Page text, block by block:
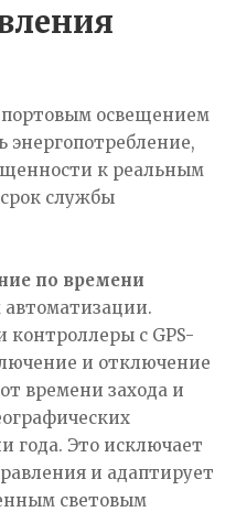
освещением
энергопотребление,
к реальным
службы
по времени
автоматизации.
контроллеры с GPS-
и отключение
времени захода и
года. Это исключает
и адаптирует
световым